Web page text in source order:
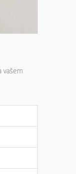
vašem